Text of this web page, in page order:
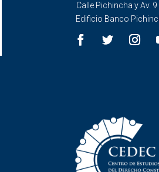
Calle Pichincha y Av.
Edificio Banco